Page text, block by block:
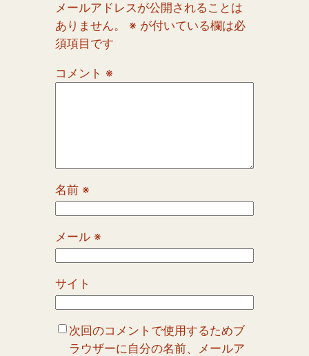
メールアドレスが公開されることは
ありません。
※ が付いている欄は必
須項目です
コメント ※
名前 ※
メール ※
サイト
次回のコメントで使用するためブ
ラウザーに自分の名前、メールア